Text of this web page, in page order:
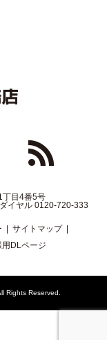
丁目4番5号
イヤル 0120-720-333
サイトマップ
DLページ
Rights Reserved.